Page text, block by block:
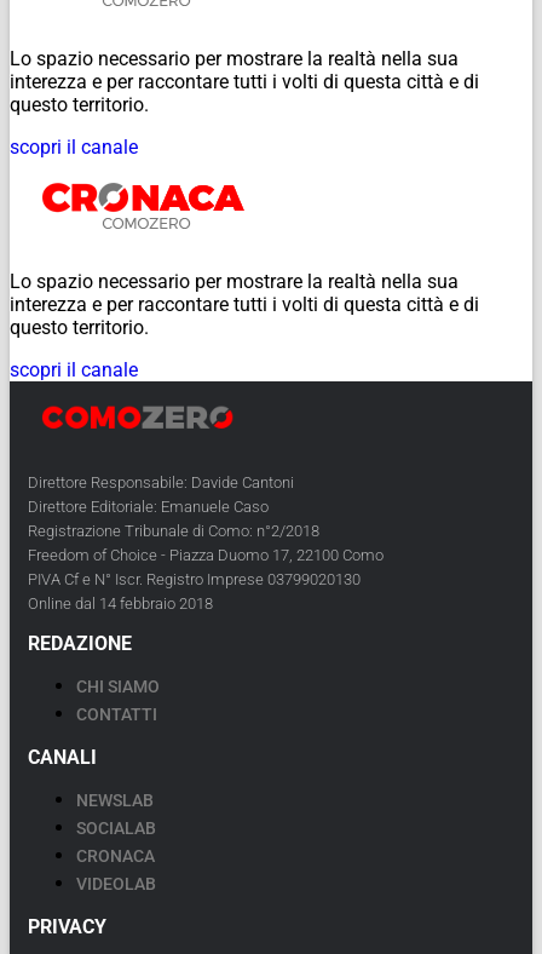
Lo spazio necessario per mostrare la realtà nella sua
interezza e per raccontare tutti i volti di questa città e di
questo territorio.
scopri il canale
Lo spazio necessario per mostrare la realtà nella sua
interezza e per raccontare tutti i volti di questa città e di
questo territorio.
scopri il canale
Direttore Responsabile: Davide Cantoni
Direttore Editoriale: Emanuele Caso
Registrazione Tribunale di Como: n°2/2018
Freedom of Choice - Piazza Duomo 17, 22100 Como
PIVA Cf e N° Iscr. Registro Imprese 03799020130
Online dal 14 febbraio 2018
REDAZIONE
CHI SIAMO
CONTATTI
CANALI
NEWSLAB
SOCIALAB
CRONACA
VIDEOLAB
PRIVACY